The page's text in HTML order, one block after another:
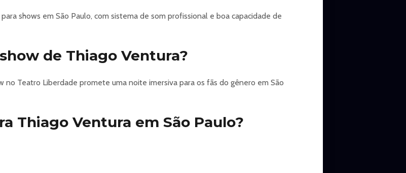
- Lei Estadual n° 15.298/14 ­- Carteira funcional emitida pela Secretaria de Educação
oficial com foto.
DAS REDES MUNICIPAIS DE ENSINO - Lei Estadual n° 14.729/12 ­- Carteira
São Paulo ou holerite acompanhado de documento oficial com foto.
shows em São Paulo, com sistema de som profissional e boa capacidade de
de Thiago Ventura?
no Teatro Liberdade promete uma noite imersiva para os fãs do gênero em São
Thiago Ventura em São Paulo?